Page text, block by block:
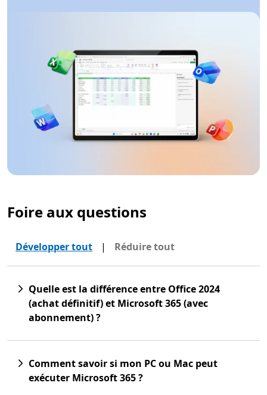
Foire aux questions
Développer tout | Réduire tout
Quelle est la différence entre Office 2024
(achat définitif) et Microsoft 365 (avec
abonnement) ?
Comment savoir si mon PC ou Mac peut
exécuter Microsoft 365 ?